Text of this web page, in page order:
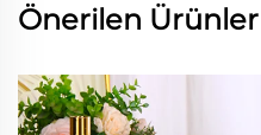
Önerilen Ürünler